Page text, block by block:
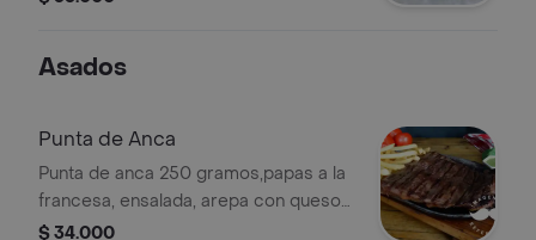
Asados
Punta de Anca
Punta de anca 250 gramos,papas a la
francesa, ensalada, arepa con queso y
salsas de la casa .
$ 34.000